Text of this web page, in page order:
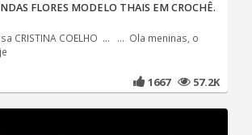
FLORES MODELO THAIS EM CROCHÊ.
CRISTINA COELHO ... ... Ola meninas, o
1667 57.2K